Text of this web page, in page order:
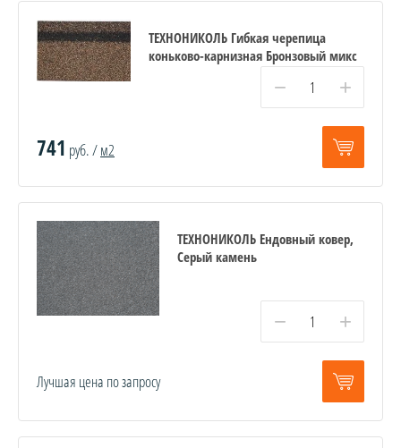
ТЕХНОНИКОЛЬ Гибкая черепица
коньково-карнизная Бронзовый микс
− +
741 руб. /м2
ТЕХНОНИКОЛЬ Ендовный ковер,
Серый камень
− +
Лучшая цена по запросу